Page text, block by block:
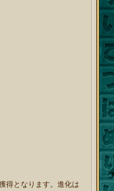
得となります。進化は